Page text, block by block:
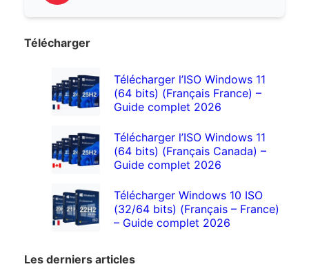
Télécharger
Télécharger l’ISO Windows 11
(64 bits) (Français France) –
Guide complet 2026
Télécharger l’ISO Windows 11
(64 bits) (Français Canada) –
Guide complet 2026
Télécharger Windows 10 ISO
(32/64 bits) (Français – France)
– Guide complet 2026
Les derniers articles